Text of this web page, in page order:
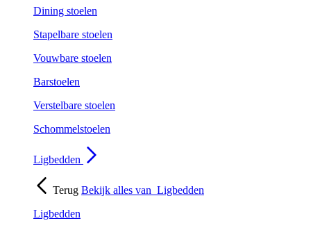
Dining stoelen
Stapelbare stoelen
Vouwbare stoelen
Barstoelen
Verstelbare stoelen
Schommelstoelen
Ligbedden
Terug Bekijk alles van Ligbedden
Ligbedden